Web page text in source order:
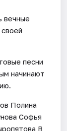
вечные
песни
начинают
Полина
Софья
В